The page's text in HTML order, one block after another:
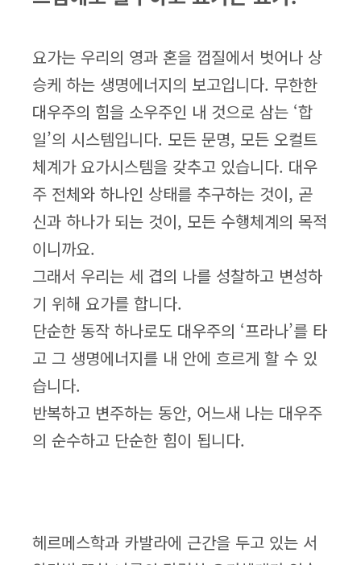
요가는 우리의 영과 혼을 껍질에서 벗어나 상
승케 하는 생명에너지의 보고입니다. 무한한
대우주의 힘을 소우주인 내 것으로 삼는 ‘합
일’의 시스템입니다. 모든 문명, 모든 오컬트
체계가 요가시스템을 갖추고 있습니다. 대우
주 전체와 하나인 상태를 추구하는 것이, 곧
신과 하나가 되는 것이, 모든 수행체계의 목적
이니까요.
그래서 우리는 세 겹의 나를 성찰하고 변성하
기 위해 요가를 합니다.
단순한 동작 하나로도 대우주의 ‘프라나’를 타
고 그 생명에너지를 내 안에 흐르게 할 수 있
습니다.
반복하고 변주하는 동안, 어느새 나는 대우주
의 순수하고 단순한 힘이 됩니다.
헤르메스학과 카발라에 근간을 두고 있는 서